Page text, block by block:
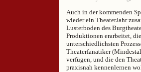
Auch in der kommenden
wieder ein TheaterJahr
Lusterboden des
Produktionen erarbeitet,
unterschiedlichsten
Theaterfanatiker
verfügen, und die den
praxisnah kennenlernen